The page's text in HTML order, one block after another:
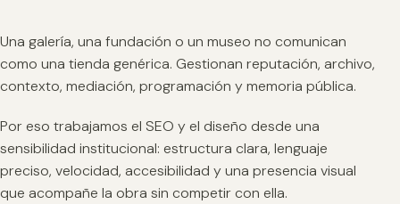
Una galería, una fundación o un museo no comunican
como una tienda genérica. Gestionan reputación, archivo,
contexto, mediación, programación y memoria pública.
Por eso trabajamos el SEO y el diseño desde una
sensibilidad institucional: estructura clara, lenguaje
preciso, velocidad, accesibilidad y una presencia visual
que acompañe la obra sin competir con ella.